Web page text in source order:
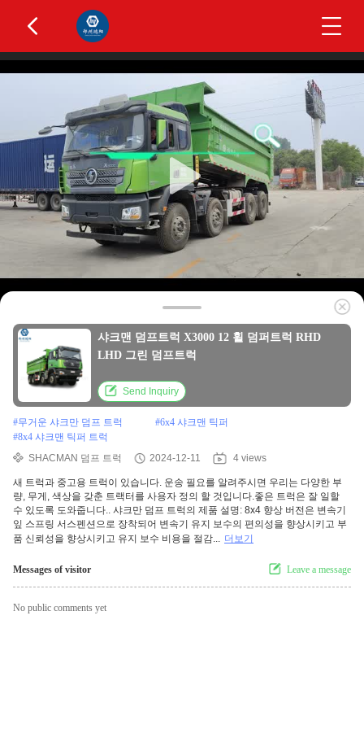
샤크맨 덤프트럭 X3000 12 휠 덤퍼트럭 RHD
LHD 그린 덤프트럭
Send Inquiry
#무거운 샤크만 덤프 트럭 #6x4 샤크맨 틱퍼
#8x4 샤크맨 틱퍼 트럭
SHACMAN 덤프 트럭
2024-12-11 4 views
새 트럭과 중고용 트럭이 있습니다. 운송 필요를 알려주시면 우리는 다양한 부
량, 무게, 색상을 갖춘 트랙터를 사용자 정의 할 것입니다.좋은 트럭은 잘 일할
수 있도록 도와줍니다.. 샤크만 덤프 트럭의 제품 설명: 8x4 향상 버전은 변속기
잎 스프링 서스펜션으로 장착되어 변속기 유지 보수의 편의성을 향상시키고 부
품 신뢰성을 향상시키고 유지 보수 비용을 절감... 더보기
Messages of visitor Leave a message
No public comments yet